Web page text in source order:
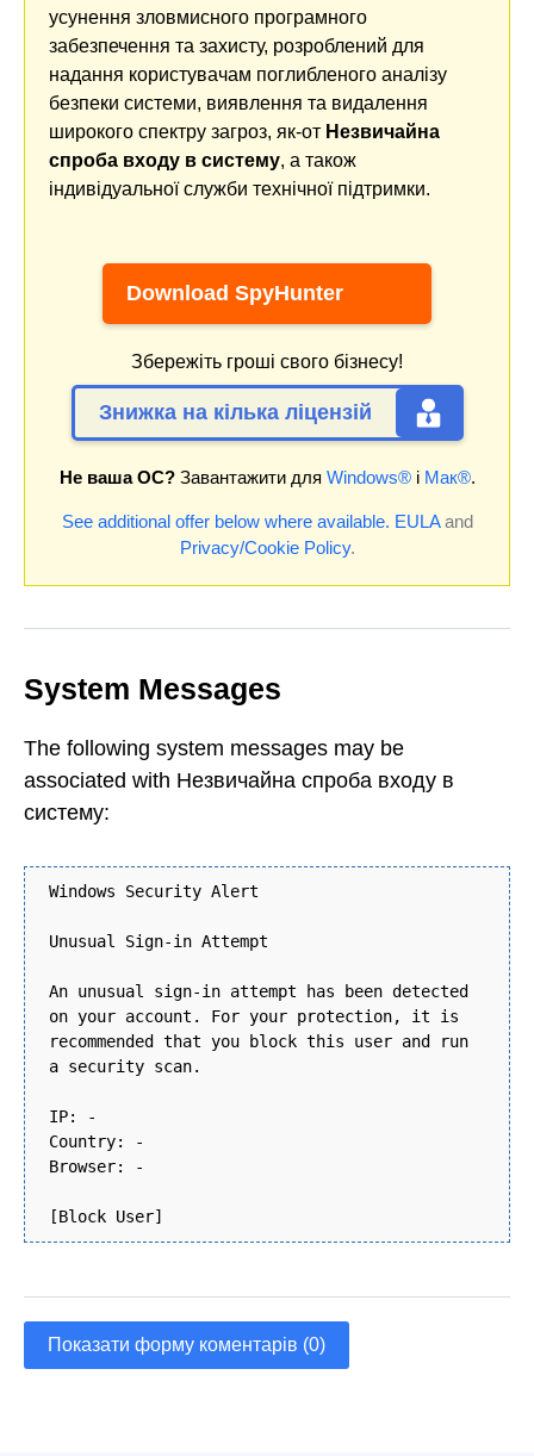
усунення зловмисного програмного
забезпечення та захисту, розроблений для
надання користувачам поглибленого аналізу
безпеки системи, виявлення та видалення
широкого спектру загроз, як-от Незвичайна
спроба входу в систему, а також
індивідуальної служби технічної підтримки.
Download SpyHunter
Збережіть гроші свого бізнесу!
Знижка на кілька ліцензій
Не ваша ОС?Завантажити для Windows®і Мак®.
See additional offer below where available. EULAand
Privacy/Cookie Policy.
System Messages
The following system messages may be
associated with Незвичайна спроба входу в
систему:
Windows Security Alert
Unusual Sign-in Attempt
An unusual sign-in attempt has been detected
on your account. For your protection, it is
recommended that you block this user and run
a security scan.
IP: -
Country: -
Browser: -
[Block User]
Показати форму коментарів (0)